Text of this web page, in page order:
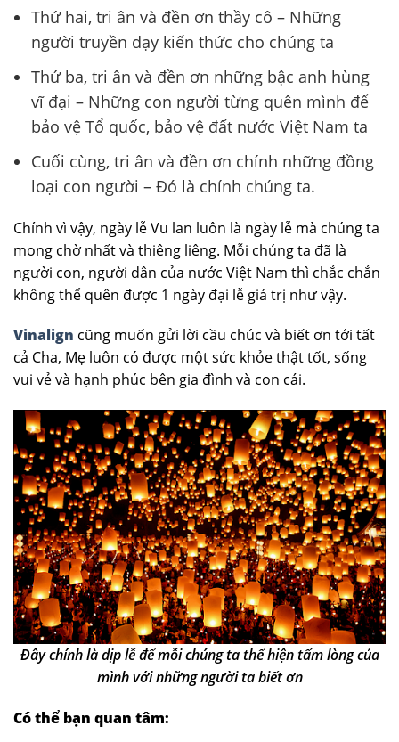
Thứ hai, tri ân và đền ơn thầy cô – Những
người truyền dạy kiến thức cho chúng ta
Thứ ba, tri ân và đền ơn những bậc anh hùng
vĩ đại – Những con người từng quên mình để
bảo vệ Tổ quốc, bảo vệ đất nước Việt Nam ta
Cuối cùng, tri ân và đền ơn chính những đồng
loại con người – Đó là chính chúng ta.
Chính vì vậy, ngày lễ Vu lan luôn là ngày lễ mà chúng ta
mong chờ nhất và thiêng liêng. Mỗi chúng ta đã là
người con, người dân của nước Việt Nam thì chắc chắn
không thể quên được 1 ngày đại lễ giá trị như vậy.
Vinalign cũng muốn gửi lời cầu chúc và biết ơn tới tất
cả Cha, Mẹ luôn có được một sức khỏe thật tốt, sống
vui vẻ và hạnh phúc bên gia đình và con cái.
Đây chính là dịp lễ để mỗi chúng ta thể hiện tấm lòng của
mình với những người ta biết ơn
Có thể bạn quan tâm: